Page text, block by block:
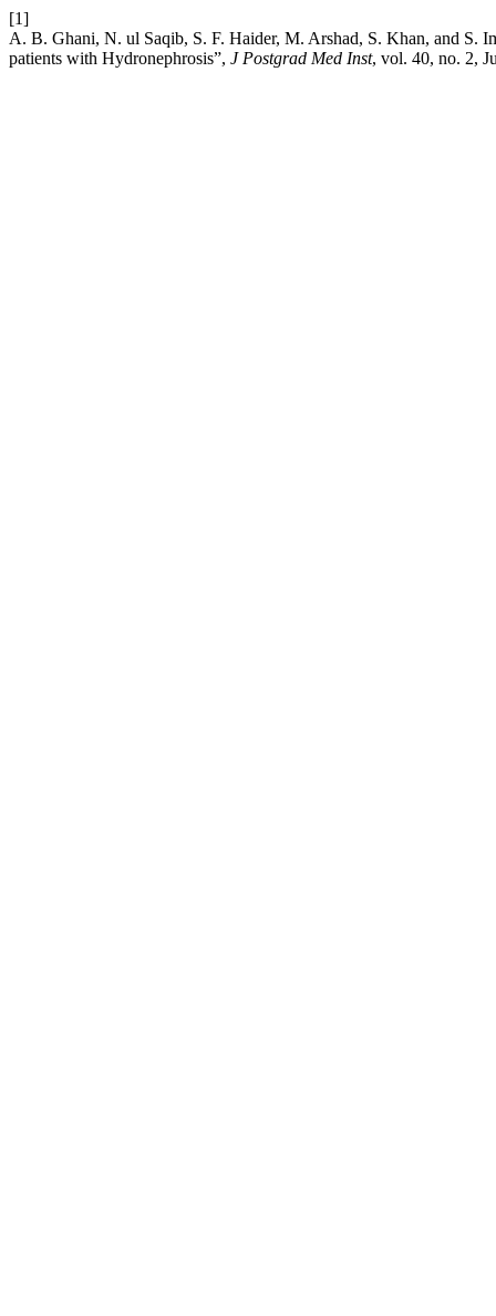
[1]
A. B. Ghani, N. ul Saqib, S. F. Haider, M. Arshad, S. Khan, and S.
patients with Hydronephrosis”, J Postgrad Med Inst, vol. 40, no. 2,